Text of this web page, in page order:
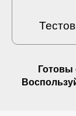
Готовы